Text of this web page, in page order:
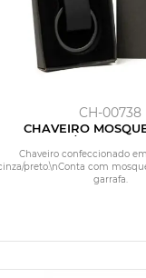
CH-00738
CHAVEIRO
METAL/PU -
Chaveiro confeccionado
preto.\nConta com
garrafa.